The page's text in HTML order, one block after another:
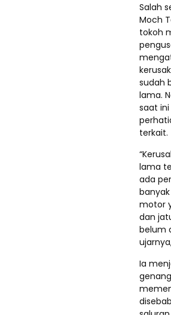
Salah
Moch
tokoh
sudah
lama.
saat
terkait.
lama
ada
motor
dan
belum
Ia